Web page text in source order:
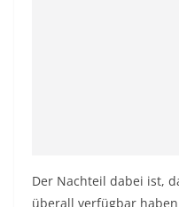
Der Nachteil dabei ist,
überall verfügbar